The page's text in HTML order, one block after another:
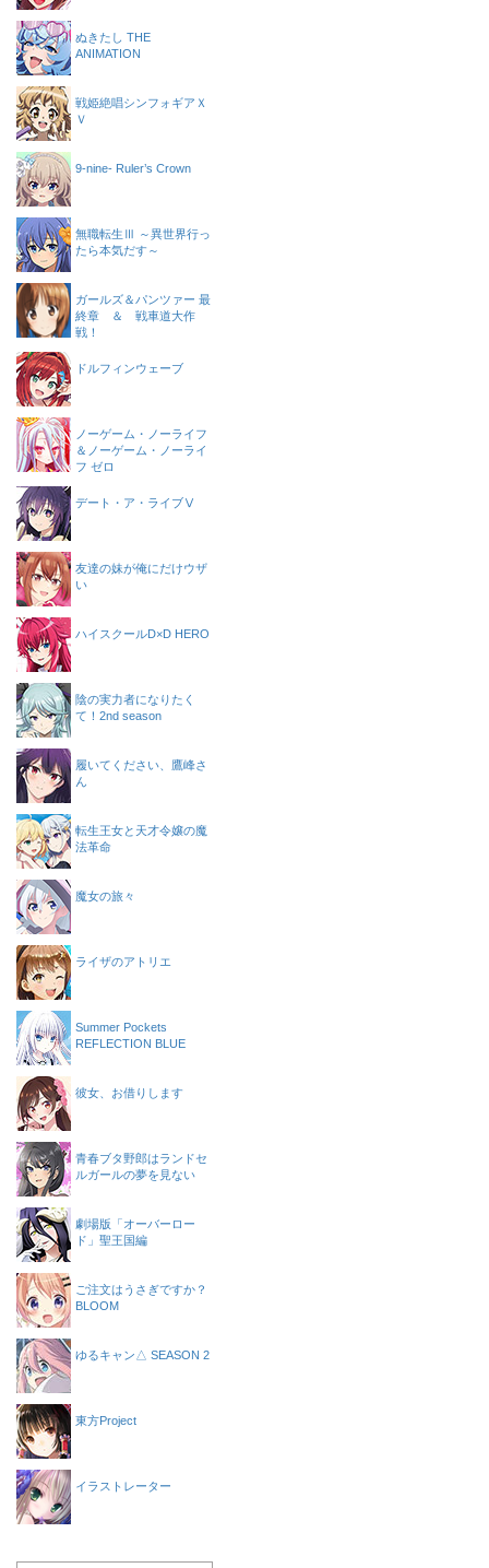
ぬきたし THE
ANIMATION
戦姫絶唱シンフォギアＸ
Ｖ
9-nine- Ruler’s Crown
無職転生Ⅲ ～異世界行っ
たら本気だす～
ガールズ＆パンツァー 最
終章 ＆ 戦車道大作
戦！
ドルフィンウェーブ
ノーゲーム・ノーライフ
＆ノーゲーム・ノーライ
フ ゼロ
デート・ア・ライブⅤ
友達の妹が俺にだけウザ
い
ハイスクールD×D HERO
陰の実力者になりたく
て！2nd season
履いてください、鷹峰さ
ん
転生王女と天才令嬢の魔
法革命
魔女の旅々
ライザのアトリエ
Summer Pockets
REFLECTION BLUE
彼女、お借りします
青春ブタ野郎はランドセ
ルガールの夢を見ない
劇場版「オーバーロー
ド」聖王国編
ご注文はうさぎですか？
BLOOM
ゆるキャン△ SEASON 2
東方Project
イラストレーター